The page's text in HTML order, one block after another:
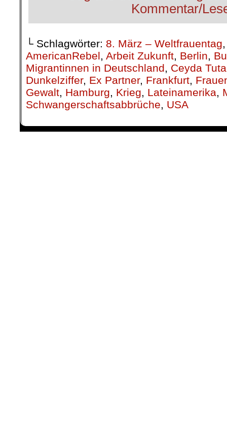
└ Schlagwörter: 8. März – Weltfrauentag
AmericanRebel, Arbeit Zukunft, Berlin,
Migrantinnen in Deutschland, Ceyda
Dunkelziffer, Ex Partner, Frankfurt,
Gewalt, Hamburg, Krieg, Lateinamerika,
Schwangerschaftsabbrüche, USA